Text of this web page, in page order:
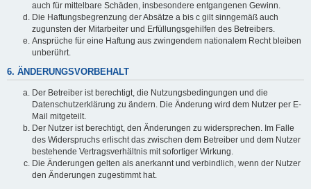
auch für mittelbare Schäden, insbesondere entgangenen Gewinn.
Die Haftungsbegrenzung der Absätze a bis c gilt sinngemäß auch
zugunsten der Mitarbeiter und Erfüllungsgehilfen des Betreibers.
Ansprüche für eine Haftung aus zwingendem nationalem Recht bleiben
unberührt.
6. ÄNDERUNGSVORBEHALT
Der Betreiber ist berechtigt, die Nutzungsbedingungen und die
Datenschutzerklärung zu ändern. Die Änderung wird dem Nutzer per E-
Mail mitgeteilt.
Der Nutzer ist berechtigt, den Änderungen zu widersprechen. Im Falle
des Widerspruchs erlischt das zwischen dem Betreiber und dem Nutzer
bestehende Vertragsverhältnis mit sofortiger Wirkung.
Die Änderungen gelten als anerkannt und verbindlich, wenn der Nutzer
den Änderungen zugestimmt hat.